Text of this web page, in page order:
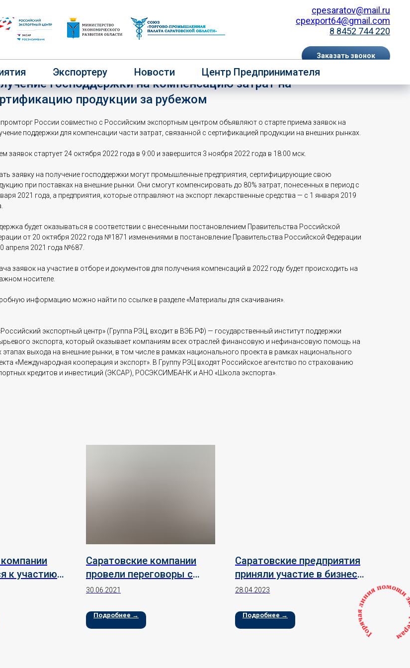
cpesaratov@mail.ru
cpexport64@gmail.com
8 8452 744 220
Заказать звонок
EN RU
Экспортеру Новости Центр Предпринимателя
и РЭЦ объявляют старт приема заявок на
господдержки на компенсацию затрат на
продукции за рубежом
России совместно с Российским экспортным центром объявляют о старте приема заявок на
поддержки для компенсации части затрат, связанной с сертификацией продукции на внешних рынках.
заявок стартует 24 октября 2022 года в 9:00 и завершится 3 ноября 2022 года в 18:00 мск.
заявку на получение господдержки могут промышленные предприятия, сертифицирующие свою
при поставках на внешние рынки. Они смогут компенсировать до 80% затрат, понесенных в период с
2021 года, а предприятия, которые отправляют на экспорт лекарственные средства — с 1 января 2019
будет оказываться в соответствии c внесенными постановлением Правительства Российской
от 20 октября 2022 года №1871 изменениями в постановление Правительства Российской Федерации
апреля 2021 года №687.
заявок на участие в отборе и документов для получения компенсаций в 2022 году будет происходить на
носителе.
информацию можно найти по ссылке в разделе «Материалы для скачивания».
экспортный центр» (Группа РЭЦ, входит в ВЭБ.РФ) — государственный институт поддержки
экспорта, который оказывает компаниям всех отраслей финансовую и нефинансовую помощь на
этапах выхода на внешние рынки, в том числе в рамках национального проекта в рамках национального
«Международная кооперация и экспорт». В Группу РЭЦ входят Российское агентство по страхованию
кредитов и инвестиций (ЭКСАР), РОСЭКСИМБАНК и АНО «Школа экспорта».
к участию в
ярмарке в
Саратовские компании
провели переговоры с
торговым
Республике Таджикистан
30.06.2021
Подробнее →
Саратовские предприятия
приняли участие в бизнес-
миссии в Республику
28.04.2023
Подробнее →